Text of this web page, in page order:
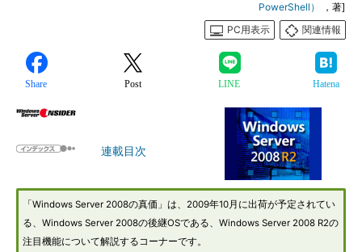
PowerShell）
，著]
PC用表示
関連情報
Share Post LINE Hatena
連載目次
「Windows Server 2008の真価」は、2009年10月に出荷が予定されてい
る、Windows Server 2008の後継OSである、Windows Server 2008 R2の
注目機能について解説するコーナーです。